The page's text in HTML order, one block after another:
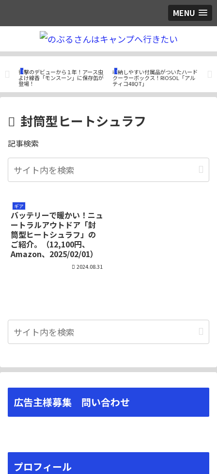
MENU
野
ー
ギア
衝撃のデビューから１年！アース虫
よけ線香「モンスーン」に保存缶が
登場！
ギア
収納しやすい付属品がついたハード
クーラーボックス！RIOSOL「アル
ティコ48QT」
ギ
酒
は
封筒型ヒートシュラフ
記事検索
ギア
バッテリーで暖かい！ニュ
ートラルアウトドア「封
筒型ヒートシュラフ」の
ご紹介。（12,100円、
Amazon、2025/02/01）
2024.08.31
広告主様募集 問い合わせ
プロフィール